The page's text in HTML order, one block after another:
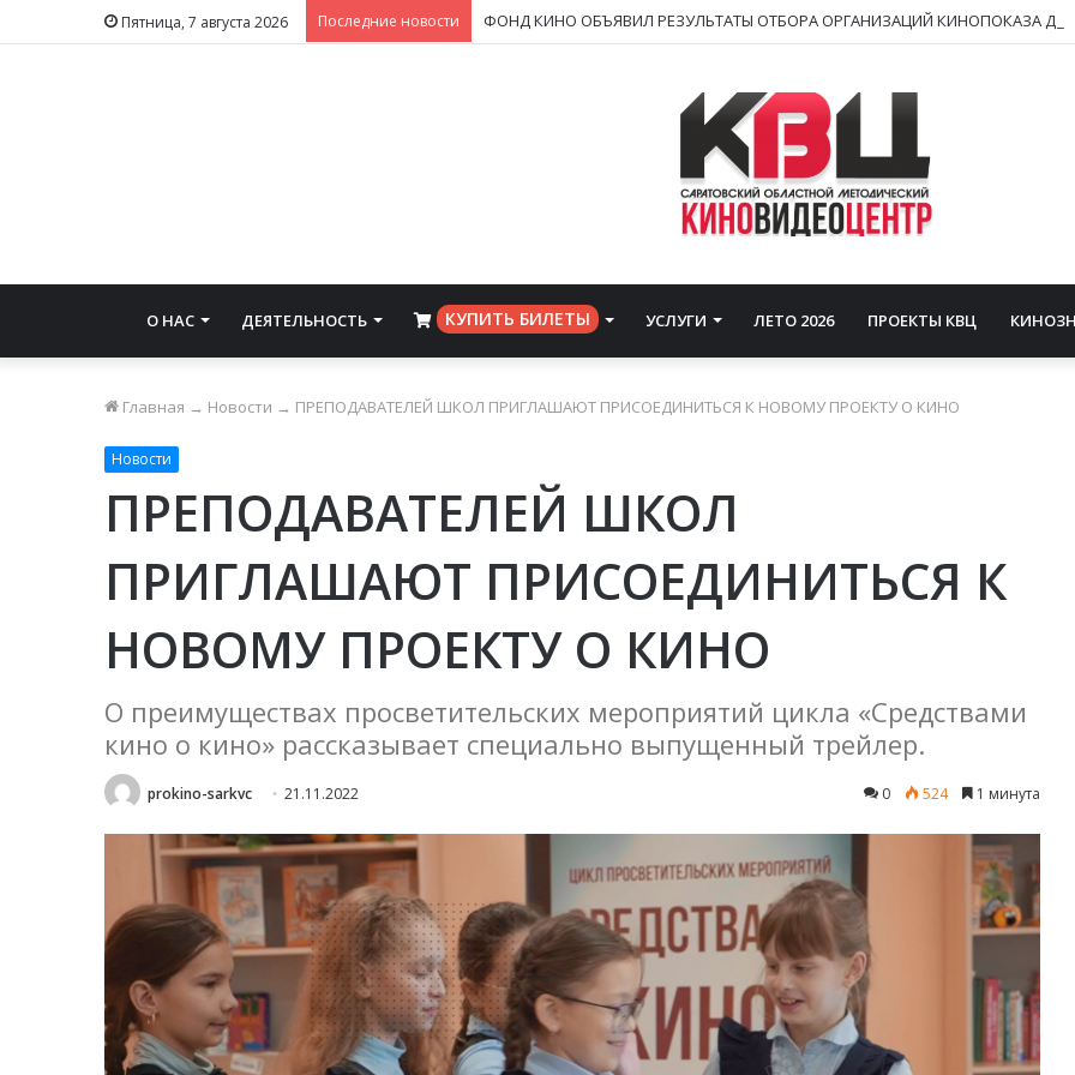
Пятница, 7 августа 2026 Последние новости
О НАС ДЕЯТЕЛЬНОСТЬ ⠀КУПИТЬ БИЛЕТЫ УСЛУГИ ЛЕТО 2026 ПРОЕКТЫ КВЦ
Главная → Новости → ПРЕПОДАВАТЕЛЕЙ ШКОЛ ПРИГЛАШАЮТ ПРИСОЕДИНИТЬСЯ К НОВОМУ ПРОЕКТУ О КИНО
Новости
ПРЕПОДАВАТЕЛЕЙ ШКОЛ
ПРИГЛАШАЮТ ПРИСОЕДИНИТЬСЯ К
НОВОМУ ПРОЕКТУ О КИНО
О преимуществах просветительских мероприятий цикла «Средствами
кино о кино» рассказывает специально выпущенный трейлер.
prokino-sarkvc 21.11.2022 0 524 1 минута